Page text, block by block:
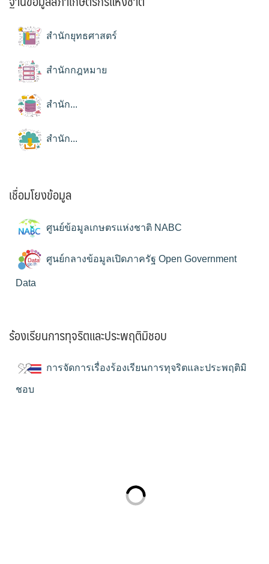
สำนักยุทธศาสตร์
สำนักกฎหมาย
สำนัก...
สำนัก...
เชื่อมโยงข้อมูล
ศูนย์ข้อมูลเกษตรแห่งชาติ NABC
ศูนย์กลางข้อมูลเปิดภาครัฐ Open Government
Data
ร้องเรียนการทุจริตและประพฤติมิชอบ
การจัดการเรื่องร้องเรียนการทุจริตและประพฤติมิ
ชอบ